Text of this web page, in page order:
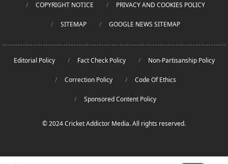
COPYRIGHT NOTICE PRIVACY AND COOKIES POLICY
SITEMAP GOOGLE NEWS SITEMAP
Editorial Policy Fact Check Policy Non-Partisanship Policy
Correction Policy Code Of Ethics
Sponsored Content Policy
© 2024 Cricket Addictor Media. All rights reserved.